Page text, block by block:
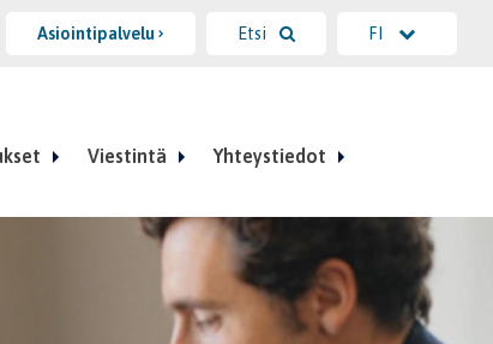
Asiointipalvelu Etsi FI
Viestintä Yhteystiedot